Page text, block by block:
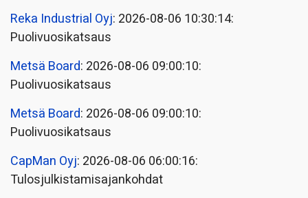
Reka Industrial Oyj: 2026-08-06 10:30:14:
Puolivuosikatsaus
Metsä Board: 2026-08-06 09:00:10:
Puolivuosikatsaus
Metsä Board: 2026-08-06 09:00:10:
Puolivuosikatsaus
CapMan Oyj: 2026-08-06 06:00:16:
Tulosjulkistamisajankohdat